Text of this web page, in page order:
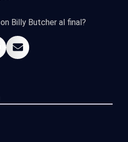
Billy Butcher al final?